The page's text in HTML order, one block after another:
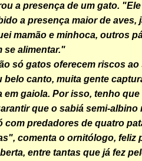
a presença de um gato.
a presença maior de aves,
mamão e minhoca, outros
se alimentar."
só gatos oferecem riscos
belo canto, muita gente
em gaiola. Por isso, tenho
que o sabiá semi-
com predadores de quatro
comenta o ornitólogo, feliz
entre tantas que já fez